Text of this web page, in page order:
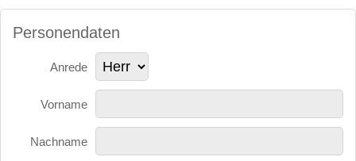
Personendaten
Anrede
Vorname
Nachname